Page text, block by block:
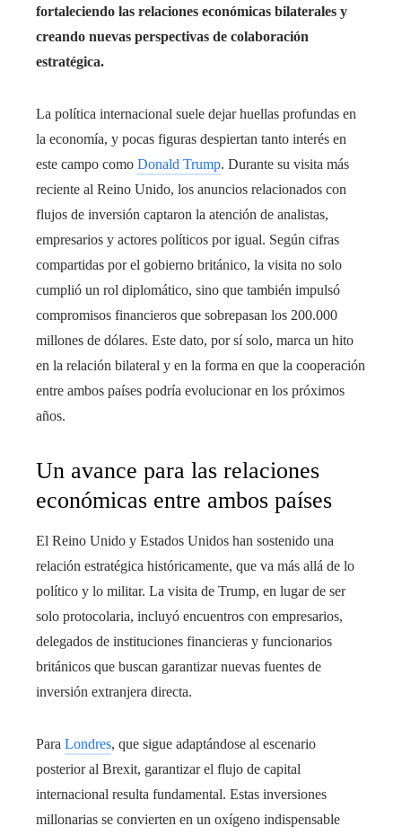
fortaleciendo las relaciones económicas bilaterales y
creando nuevas perspectivas de colaboración
estratégica.
La política internacional suele dejar huellas profundas en
la economía, y pocas figuras despiertan tanto interés en
este campo como Donald Trump. Durante su visita más
reciente al Reino Unido, los anuncios relacionados con
flujos de inversión captaron la atención de analistas,
empresarios y actores políticos por igual. Según cifras
compartidas por el gobierno británico, la visita no solo
cumplió un rol diplomático, sino que también impulsó
compromisos financieros que sobrepasan los 200.000
millones de dólares. Este dato, por sí solo, marca un hito
en la relación bilateral y en la forma en que la cooperación
entre ambos países podría evolucionar en los próximos
años.
Un avance para las relaciones
económicas entre ambos países
El Reino Unido y Estados Unidos han sostenido una
relación estratégica históricamente, que va más allá de lo
político y lo militar. La visita de Trump, en lugar de ser
solo protocolaria, incluyó encuentros con empresarios,
delegados de instituciones financieras y funcionarios
británicos que buscan garantizar nuevas fuentes de
inversión extranjera directa.
Para Londres, que sigue adaptándose al escenario
posterior al Brexit, garantizar el flujo de capital
internacional resulta fundamental. Estas inversiones
millonarias se convierten en un oxígeno indispensable